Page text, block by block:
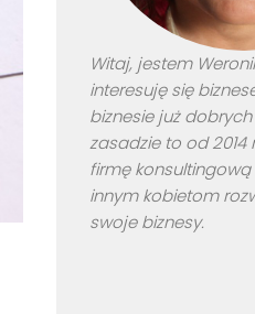
Witaj, jestem
interesuję się
biznesie już
zasadzie to od 2014
firmę
innym kobietom
swoje biznesy.